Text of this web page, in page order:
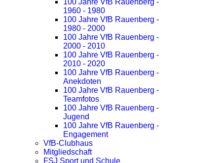
100 Jahre VfB Rauenberg -
1960 - 1980
100 Jahre VfB Rauenberg -
1980 - 2000
100 Jahre VfB Rauenberg -
2000 - 2010
100 Jahre VfB Rauenberg -
2010 - 2020
100 Jahre VfB Rauenberg -
Anekdoten
100 Jahre VfB Rauenberg -
Teamfotos
100 Jahre VfB Rauenberg -
Jugend
100 Jahre VfB Rauenberg -
Engagement
VfB-Clubhaus
Mitgliedschaft
FSJ Sport und Schule